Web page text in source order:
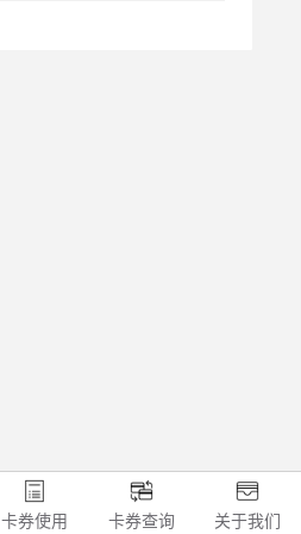
卡券使用 卡券查询 关于我们